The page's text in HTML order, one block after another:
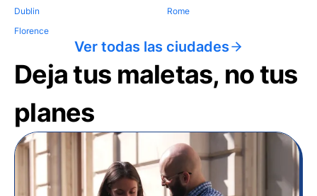
Dublin
Florence
Rome
Ver todas las ciudades
Deja tus maletas, no tus
planes